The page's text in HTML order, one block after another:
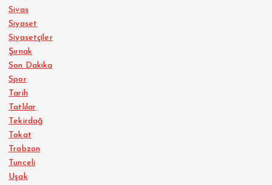
Sivas
Siyaset
Siyasetçiler
Şırnak
Son Dakika
Spor
Tarih
Tatlılar
Tekirdağ
Tokat
Trabzon
Tunceli
Uşak